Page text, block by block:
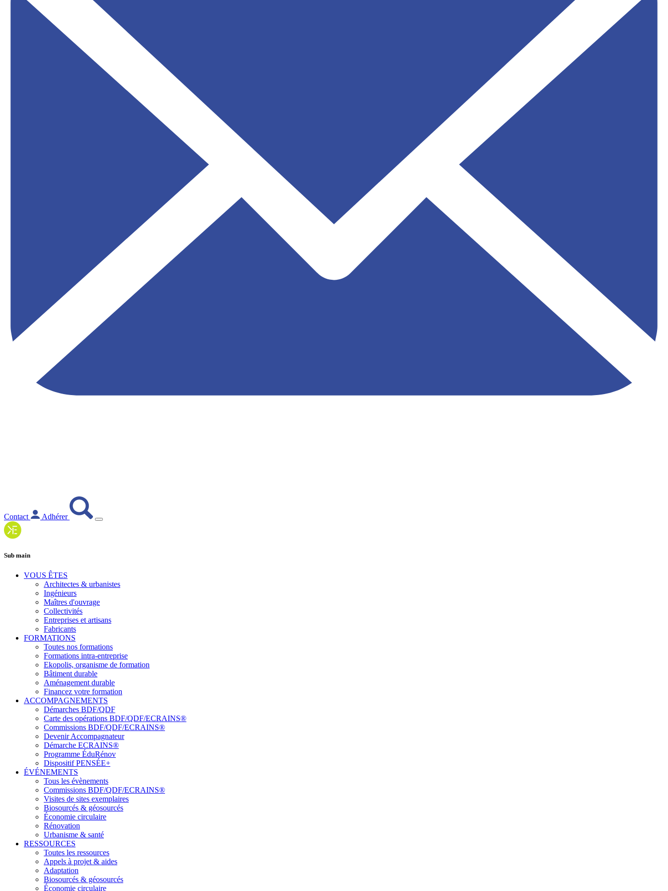
Contact Adhérer
Sub main
VOUS ÊTES
Architectes & urbanistes
Ingénieurs
Maîtres d'ouvrage
Collectivités
Entreprises et artisans
Fabricants
FORMATIONS
Toutes nos formations
Formations intra-entreprise
Ekopolis, organisme de formation
Bâtiment durable
Aménagement durable
Financez votre formation
ACCOMPAGNEMENTS
Démarches BDF/QDF
Carte des opérations BDF/QDF/ECRAINS®
Commissions BDF/QDF/ECRAINS®
Devenir Accompagnateur
Démarche ECRAINS®
Programme ÉduRénov
Dispositif PENSÉE+
ÉVÉNEMENTS
Tous les évènements
Commissions BDF/QDF/ECRAINS®
Visites de sites exemplaires
Biosourcés & géosourcés
Économie circulaire
Rénovation
Urbanisme & santé
RESSOURCES
Toutes les ressources
Appels à projet & aides
Adaptation
Biosourcés & géosourcés
Économie circulaire